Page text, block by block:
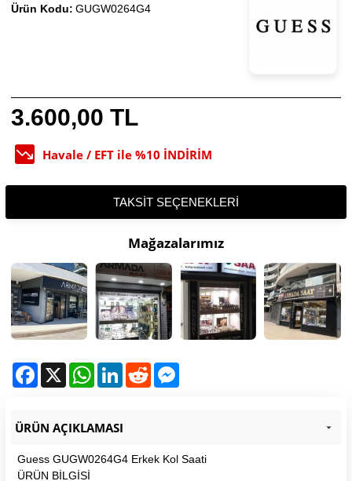
3.600,00 TL
Havale / EFT ile %10 İNDİRİM
Ürün Kodu: GUGW0264G4
TAKSIT SEÇENEKLERI
Mağazalarımız
Facebook
X WhatsAppLinkedInReddit
ÜRÜN AÇIKLAMASI
Guess GUGW0264G4 Erkek Kol Saati
ÜRÜN BİLGİSİ